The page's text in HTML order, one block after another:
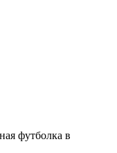
футболка в